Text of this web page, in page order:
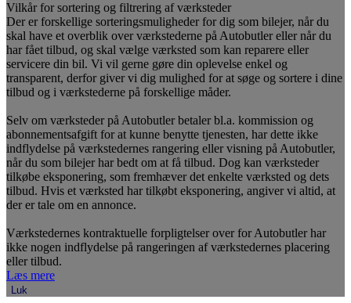
Vilkår for sortering og filtrering af værksteder
Der er forskellige sorteringsmuligheder for dig som bilejer, når du
skal have et overblik over værkstederne på Autobutler eller når du
har fået tilbud, og skal vælge værksted som kan reparere eller
servicere din bil. Vi vil gerne gøre din oplevelse enkel og
transparent, derfor giver vi dig mulighed for at søge og sortere i dine
tilbud og i værkstederne på forskellige måder.
Selv om værksteder på Autobutler betaler bl.a. kommission og
abonnementsafgift for at kunne benytte tjenesten, har dette ikke
indflydelse på værkstedernes rangering eller visning på Autobutler,
når du som bilejer har bedt om at få tilbud. Dog kan værksteder
tilkøbe eksponering, som fremhæver det enkelte værksted og dets
tilbud. Hvis et værksted har tilkøbt eksponering, angiver vi altid, at
der er tale om en annonce.
Værkstedernes kontraktuelle forpligtelser over for Autobutler har
ikke nogen indflydelse på rangeringen af værkstedernes placering
eller tilbud.
Læs mere
Luk